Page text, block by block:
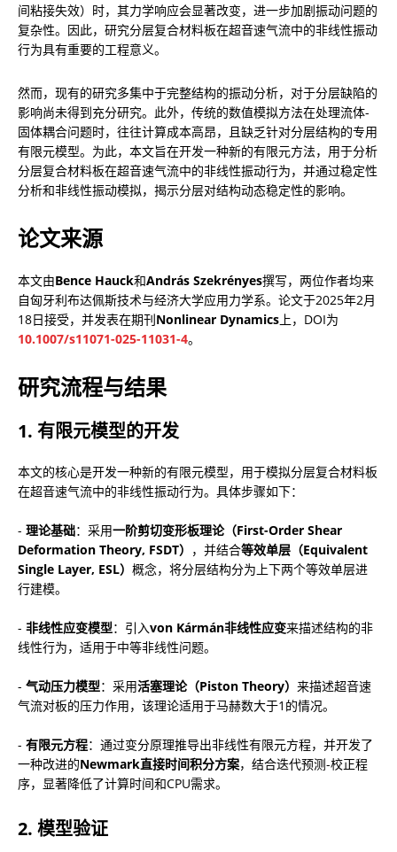
间粘接失效）时，其力学响应会显著改变，进一步加剧振动问题的
复杂性。因此，研究分层复合材料板在超音速气流中的非线性振动
行为具有重要的工程意义。
然而，现有的研究多集中于完整结构的振动分析，对于分层缺陷的
影响尚未得到充分研究。此外，传统的数值模拟方法在处理流体-
固体耦合问题时，往往计算成本高昂，且缺乏针对分层结构的专用
有限元模型。为此，本文旨在开发一种新的有限元方法，用于分析
分层复合材料板在超音速气流中的非线性振动行为，并通过稳定性
分析和非线性振动模拟，揭示分层对结构动态稳定性的影响。
论文来源
本文由Bence Hauck和András Szekrényes撰写，两位作者均来
自匈牙利布达佩斯技术与经济大学应用力学系。论文于2025年2月
18日接受，并发表在期刊Nonlinear Dynamics 上，DOI为
10.1007/s11071-025-11031-4。
研究流程与结果
1. 有限元模型的开发
本文的核心是开发一种新的有限元模型，用于模拟分层复合材料板
在超音速气流中的非线性振动行为。具体步骤如下：
- 理论基础：采用一阶剪切变形板理论（First-Order Shear
Deformation Theory, FSDT） ，并结合等效单层（Equivalent
Single Layer, ESL） 概念，将分层结构分为上下两个等效单层进
行建模。
- 非线性应变模型：引入von Kármán非线性应变来描述结构的非
线性行为，适用于中等非线性问题。
- 气动压力模型：采用活塞理论（Piston Theory） 来描述超音速
气流对板的压力作用，该理论适用于马赫数大于1的情况。
- 有限元方程：通过变分原理推导出非线性有限元方程，并开发了
一种改进的Newmark直接时间积分方案，结合迭代预测-校正程
序，显著降低了计算时间和CPU需求。
2. 模型验证